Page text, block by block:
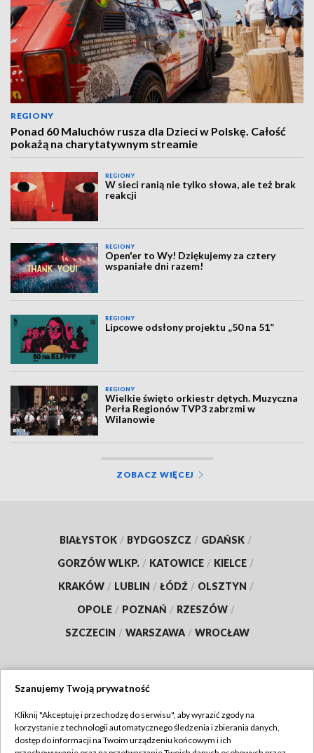
REGIONY
Ponad 60 Maluchów rusza dla Dzieci w Polskę. Całość
pokażą na charytatywnym streamie
REGIONY
W sieci ranią nie tylko słowa, ale też brak
reakcji
REGIONY
Open'er to Wy! Dziękujemy za cztery
wspaniałe dni razem!
REGIONY
Lipcowe odsłony projektu „50 na 51”
REGIONY
Wielkie święto orkiestr dętych. Muzyczna
Perła Regionów TVP3 zabrzmi w
Wilanowie
ZOBACZ WIĘCEJ
BIAŁYSTOK / BYDGOSZCZ / GDAŃSK /
GORZÓW WLKP. / KATOWICE / KIELCE /
KRAKÓW / LUBLIN / ŁÓDŹ / OLSZTYN /
OPOLE / POZNAŃ / RZESZÓW /
SZCZECIN / WARSZAWA / WROCŁAW
TVP
Szanujemy Twoją prywatność
Kliknij "Akceptuję i przechodzę do serwisu", aby wyrazić zgody na
korzystanie z technologii automatycznego śledzenia i zbierania danych,
dostęp do informacji na Twoim urządzeniu końcowym i ich